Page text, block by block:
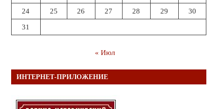
24 25 26 27 28 29 30
31
« Июл
ИНТЕРНЕТ-ПРИЛОЖЕНИЕ